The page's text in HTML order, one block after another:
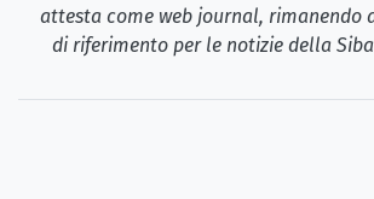
attesta come web journal, rimanendo
di riferimento per le notizie della